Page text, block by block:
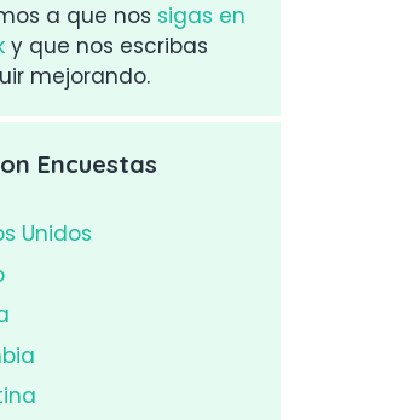
a que nos sigas en
y que nos escribas
mejorando.
Encuestas
Unidos